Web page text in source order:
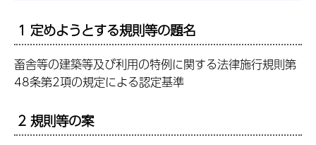
1 定めようとする規則等の題名
畜舎等の建築等及び利用の特例に関する法律施行規則第
48条第2項の規定による認定基準
2 規則等の案